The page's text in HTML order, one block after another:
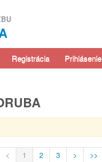
Prihlásenie
Registrácia
< 1 2 3 > >>